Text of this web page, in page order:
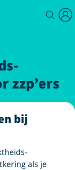
zzp’ers
bij
als je